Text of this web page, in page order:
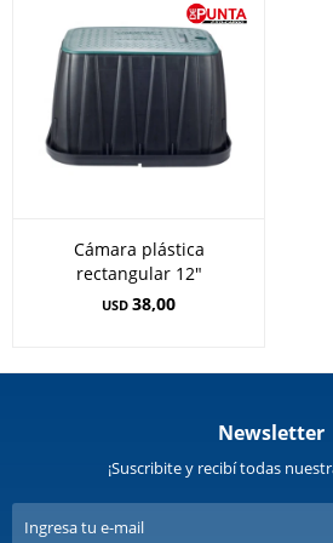
Cámara plástica
rectangular 12"
USD 38,00
Newsletter
¡Suscribite y recibí todas